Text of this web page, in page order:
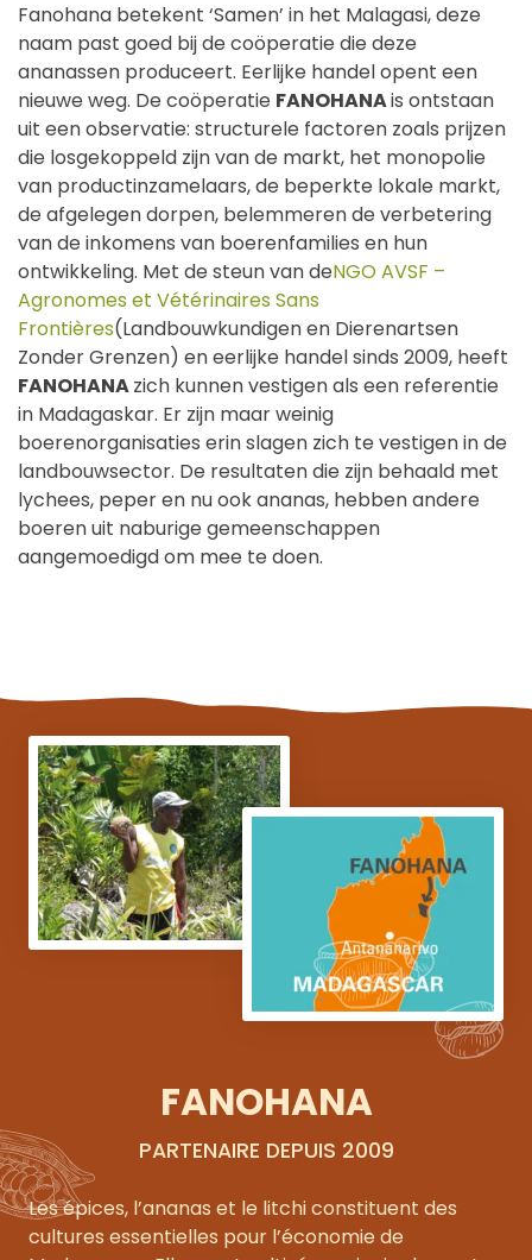
Fanohana betekent ‘Samen’ in het Malagasi, deze
naam past goed bij de coöperatie die deze
ananassen produceert. Eerlijke handel opent een
nieuwe weg. De coöperatie FANOHANAis ontstaan ​​
uit een observatie: structurele factoren zoals prijzen
die losgekoppeld zijn van de markt, het monopolie
van productinzamelaars, de beperkte lokale markt,
de afgelegen dorpen, belemmeren de verbetering
van de inkomens van boerenfamilies en hun
ontwikkeling. Met de steun van deNGO AVSF –
Agronomes et Vétérinaires Sans
Frontières(Landbouwkundigen en Dierenartsen
Zonder Grenzen) en eerlijke handel sinds 2009, heeft
FANOHANAzich kunnen vestigen als een referentie
in Madagaskar. Er zijn maar weinig
boerenorganisaties erin slagen zich te vestigen in de
landbouwsector. De resultaten die zijn behaald met
lychees, peper en nu ook ananas, hebben andere
boeren uit naburige gemeenschappen
aangemoedigd om mee te doen.
Récolte de l’ananas
FANOHANA
PARTENAIRE DEPUIS 2009
Les épices, l’ananas et le litchi constituent des
cultures essentielles pour l’économie de